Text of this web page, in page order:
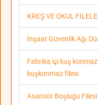
KREŞ VE OKUL
İnşaat Güvenlik Ağı
Fabrika içi kuş
kuşkonmaz filesi
Asansör Boşluğu Filesi